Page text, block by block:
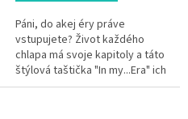
Páni, do akej éry práve
vstupujete? Život každého
chlapa má svoje kapitoly a táto
štýlová taštička "In my...Era" ich
spoľahlivo odnesie všetky. Či už